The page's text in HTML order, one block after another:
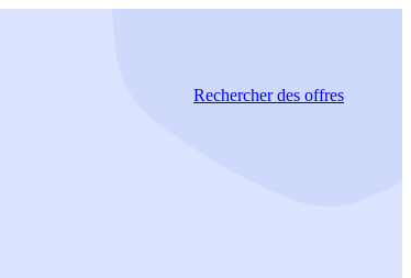
Rechercherdes offres